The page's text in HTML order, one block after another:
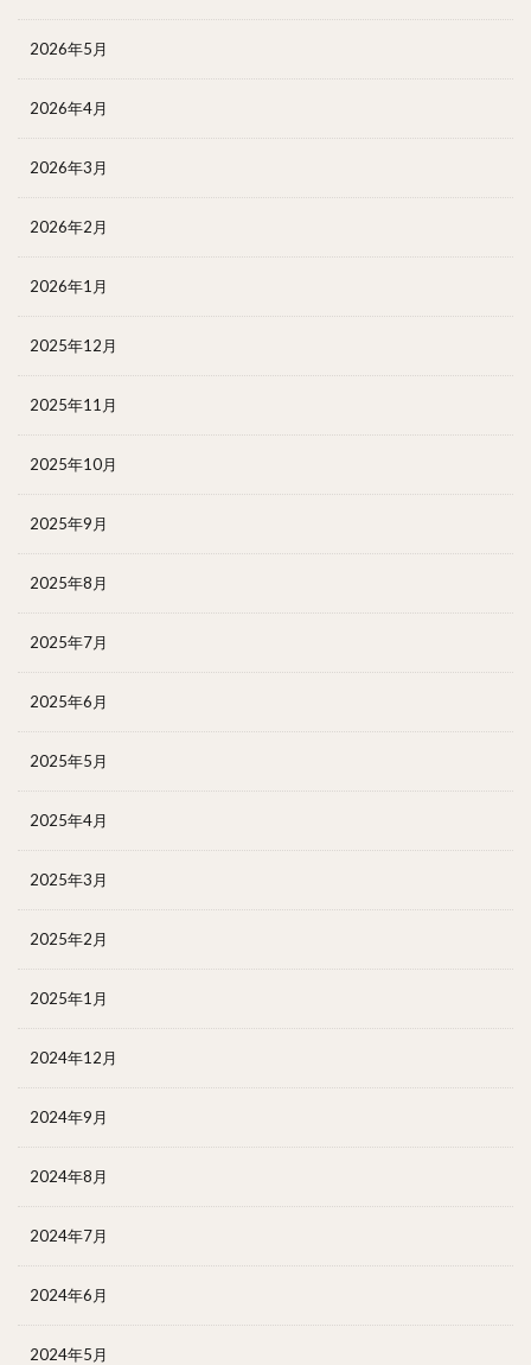
2026年5月
2026年4月
2026年3月
2026年2月
2026年1月
2025年12月
2025年11月
2025年10月
2025年9月
2025年8月
2025年7月
2025年6月
2025年5月
2025年4月
2025年3月
2025年2月
2025年1月
2024年12月
2024年9月
2024年8月
2024年7月
2024年6月
2024年5月